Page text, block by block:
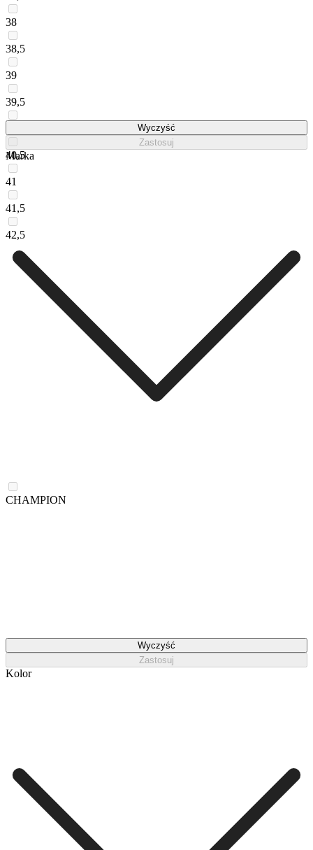
38
38,5
39
39,5
40,5
41
41,5
42,5
Wyczyść
Zastosuj
Marka
CHAMPION
Wyczyść
Zastosuj
Kolor